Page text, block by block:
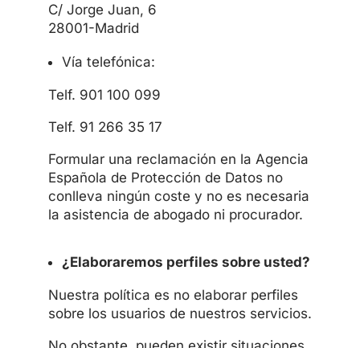
C/ Jorge Juan, 6
28001-Madrid
Vía telefónica:
Telf. 901 100 099
Telf. 91 266 35 17
Formular una reclamación en la Agencia
Española de Protección de Datos no
conlleva ningún coste y no es necesaria
la asistencia de abogado ni procurador.
¿Elaboraremos perfiles sobre usted?
Nuestra política es no elaborar perfiles
sobre los usuarios de nuestros servicios.